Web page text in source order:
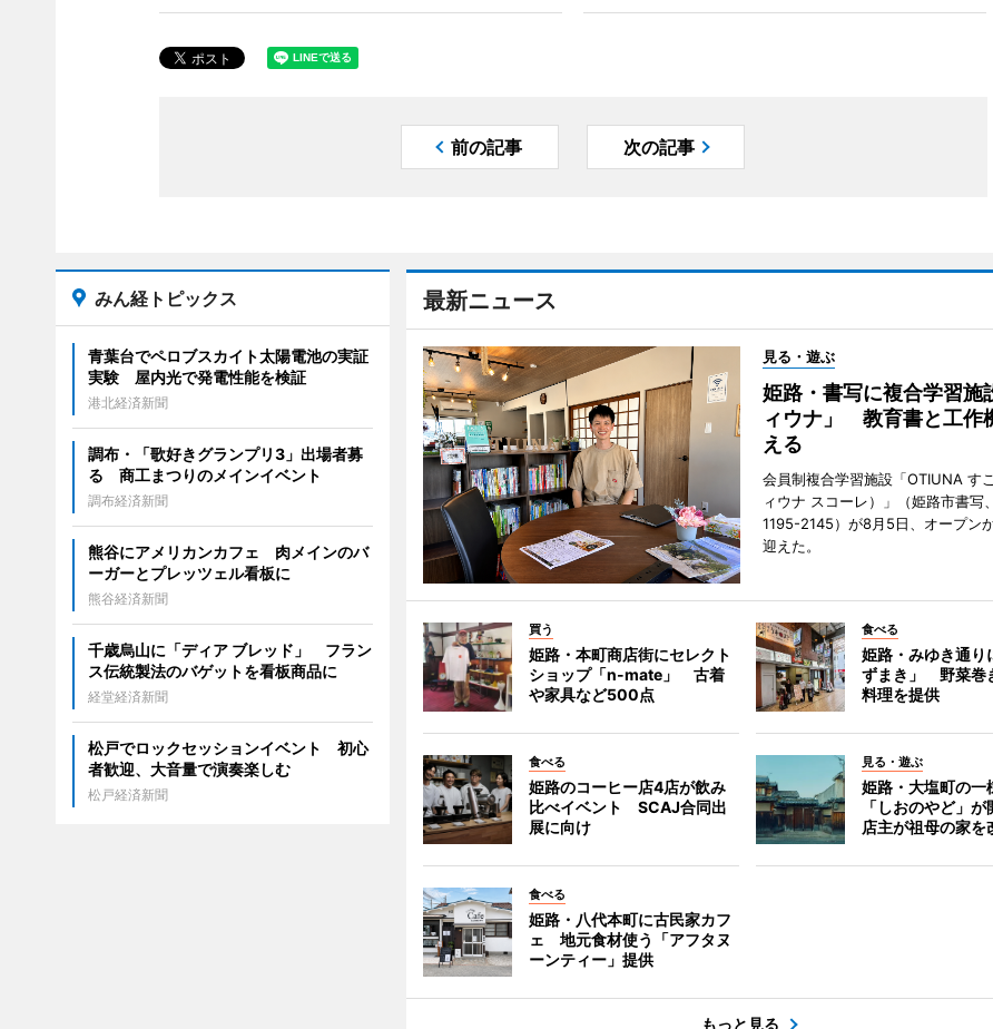
前の記事 次の記事
最新ニュース
見る・遊ぶ
姫路・書写に複合学習施
ィウナ」 教育書と工作
える
会員制複合学習施設「OTIUNA す
ィウナ スコーレ）」（姫路市書写
1195-2145）が8月5日、オープン
迎えた。
買う
姫路・本町商店街にセレクト
ショップ「n-mate」 古着
や家具など500点
食べる
姫路・みゆき通り
ずまき」 野菜巻
料理を提供
食べる
姫路のコーヒー店4店が飲み
比べイベント SCAJ合同出
展に向け
見る・遊ぶ
姫路・大塩町の一
「しおのやど」
店主が祖母の家を
食べる
姫路・八代本町に古民家カフ
ェ 地元食材使う「アフタヌ
ーンティー」提供
もっと見る
みん経トピックス
青葉台でペロブスカイト太陽電池の実証
実験 屋内光で発電性能を検証
港北経済新聞
調布・「歌好きグランプリ3」出場者募
る 商工まつりのメインイベント
調布経済新聞
熊谷にアメリカンカフェ 肉メインのバ
ーガーとプレッツェル看板に
熊谷経済新聞
千歳烏山に「ディア ブレッド」 フラン
ス伝統製法のバゲットを看板商品に
経堂経済新聞
松戸でロックセッションイベント 初心
者歓迎、大音量で演奏楽しむ
松戸経済新聞